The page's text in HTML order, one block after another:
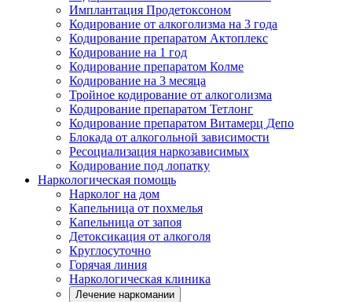
Имплантация Продетоксоном
Кодирование от алкоголизма на 3 года
Кодирование препаратом Актоплекс
Кодирование на 1 год
Кодирование препаратом Колме
Кодирование на 3 месяца
Тройное кодирование от алкоголизма
Кодирование препаратом Тетлонг
Кодирование препаратом Витамерц Депо
Блокада от алкогольной зависимости
Ресоциализация наркозависимых
Кодирование под лопатку
Наркологическая помощь
Нарколог на дом
Капельница от похмелья
Капельница от запоя
Детоксикация от алкоголя
Круглосуточно
Горячая линия
Наркологическая клиника
Лечение наркомании